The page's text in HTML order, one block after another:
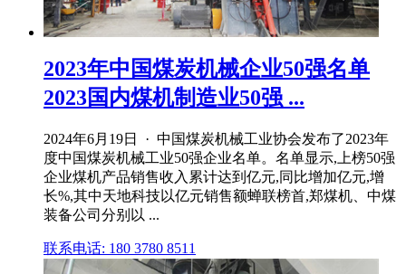
2023年中国煤炭机械企业50强名单
2023国内煤机制造业50强 ...
2024年6月19日 · 中国煤炭机械工业协会发布了2023年
度中国煤炭机械工业50强企业名单。名单显示,上榜50强
企业煤机产品销售收入累计达到亿元,同比增加亿元,增
长%,其中天地科技以亿元销售额蝉联榜首,郑煤机、中煤
装备公司分别以 ...
联系电话: 180 3780 8511